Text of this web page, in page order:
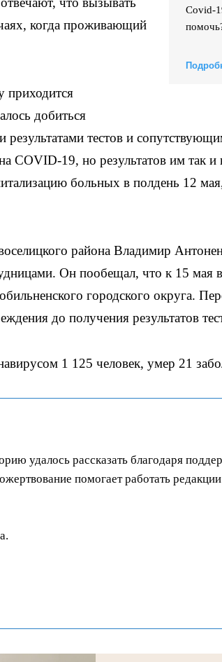
Covid-
когда проживающий
приходится
добиться
тестов и
COVID-19, но результатов им так
больных в полдень 12
района Владимир
Он пообещал, что к 15 мая
городского округа.
до получения результатов
1 125 человек, умер 21
удалось рассказать благодаря
помогает работать редакции